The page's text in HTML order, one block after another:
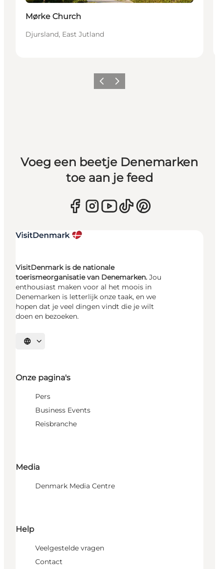
Mørke Church
Djursland, East Jutland
Vorige Volgende
Voeg een beetje Denemarken
toe aan je feed
VisitDenmark is de nationale
toerismeorganisatie van Denemarken. Jou
enthousiast maken voor al het moois in
Denemarken is letterlijk onze taak, en we
hopen dat je veel dingen vindt die je wilt
doen en bezoeken.
Selecteer taal
Onze pagina's
Pers
Business Events
Reisbranche
Media
Denmark Media Centre
Help
Veelgestelde vragen
Contact